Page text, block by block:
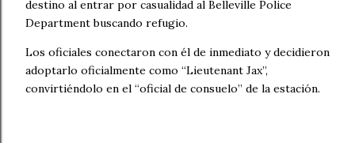
destino al entrar por casualidad al Belleville Police
Department buscando refugio.
Los oficiales conectaron con él de inmediato y decidieron
adoptarlo oficialmente como “Lieutenant Jax”,
convirtiéndolo en el “oficial de consuelo” de la estación.